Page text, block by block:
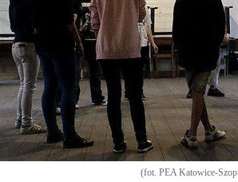
(fot. PEA Katowice-